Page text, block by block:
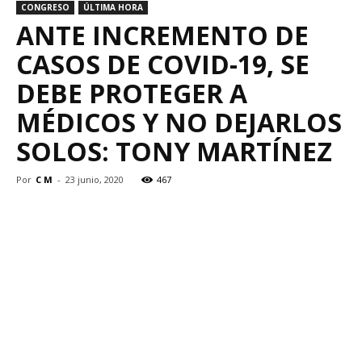
CONGRESO ÚLTIMA HORA
ANTE INCREMENTO DE
CASOS DE COVID-19, SE
DEBE PROTEGER A
MÉDICOS Y NO DEJARLOS
SOLOS: TONY MARTÍNEZ
Por C M - 23 junio, 2020 467